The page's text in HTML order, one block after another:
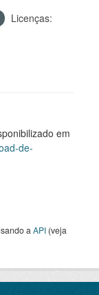
Licenças:
em
de-
a API (veja